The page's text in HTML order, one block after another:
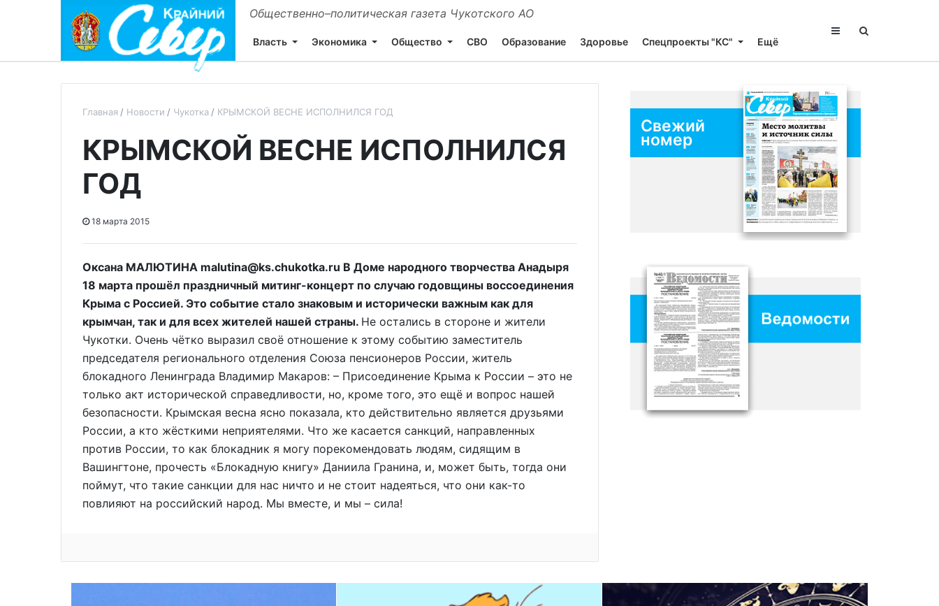
Общественно–политическая газета Чукотского АО
Власть Экономика Общество СВО Образование Здоровье Спецпроекты "КС" Ещё
Главная Новости Чукотка КРЫМСКОЙ ВЕСНЕ ИСПОЛНИЛСЯ ГОД
КРЫМСКОЙ ВЕСНЕ ИСПОЛНИЛСЯ
ГОД
18 марта 2015
Оксана МАЛЮТИНА malutina@ks.chukotka.ru В Доме народного творчества Анадыря
18 марта прошёл праздничный митинг-концерт по случаю годовщины воссоединения
Крыма с Россией. Это событие стало знаковым и исторически важным как для
крымчан, так и для всех жителей нашей страны. Не остались в стороне и жители
Чукотки. Очень чётко выразил своё отношение к этому событию заместитель
председателя регионального отделения Союза пенсионеров России, житель
блокадного Ленинграда Владимир Макаров: – Присоединение Крыма к России – это не
только акт исторической справедливости, но, кроме того, это ещё и вопрос нашей
безопасности. Крымская весна ясно показала, кто действительно является друзьями
России, а кто жёсткими неприятелями. Что же касается санкций, направленных
против России, то как блокадник я могу порекомендовать людям, сидящим в
Вашингтоне, прочесть «Блокадную книгу» Даниила Гранина, и, может быть, тогда они
поймут, что такие санкции для нас ничто и не стоит надеяться, что они как-то
повлияют на российский народ. Мы вместе, и мы – сила!
Свежий
номер